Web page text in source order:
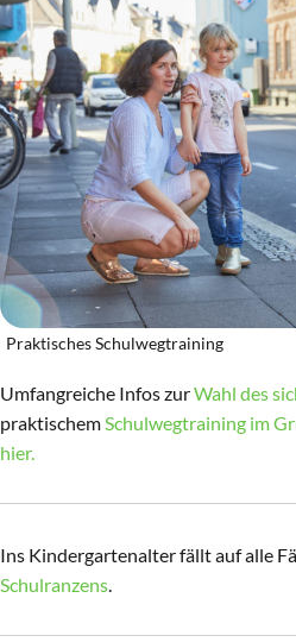
Praktisches Schulwegtraining
Umfangreiche Infos zurWahl des
praktischem Schulwegtraining im
hier.
Ins Kindergartenalter fällt auf alle
Schulranzens